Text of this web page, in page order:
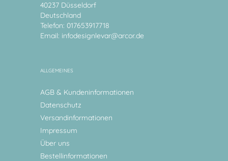
40237 Düsseldorf
Deutschland
Telefon: 017653917718
Email: infodesignlevar@arcor.de
ALLGEMEINES
AGB & Kundeninformationen
Datenschutz
Versandinformationen
Impressum
Über uns
Bestellinformationen